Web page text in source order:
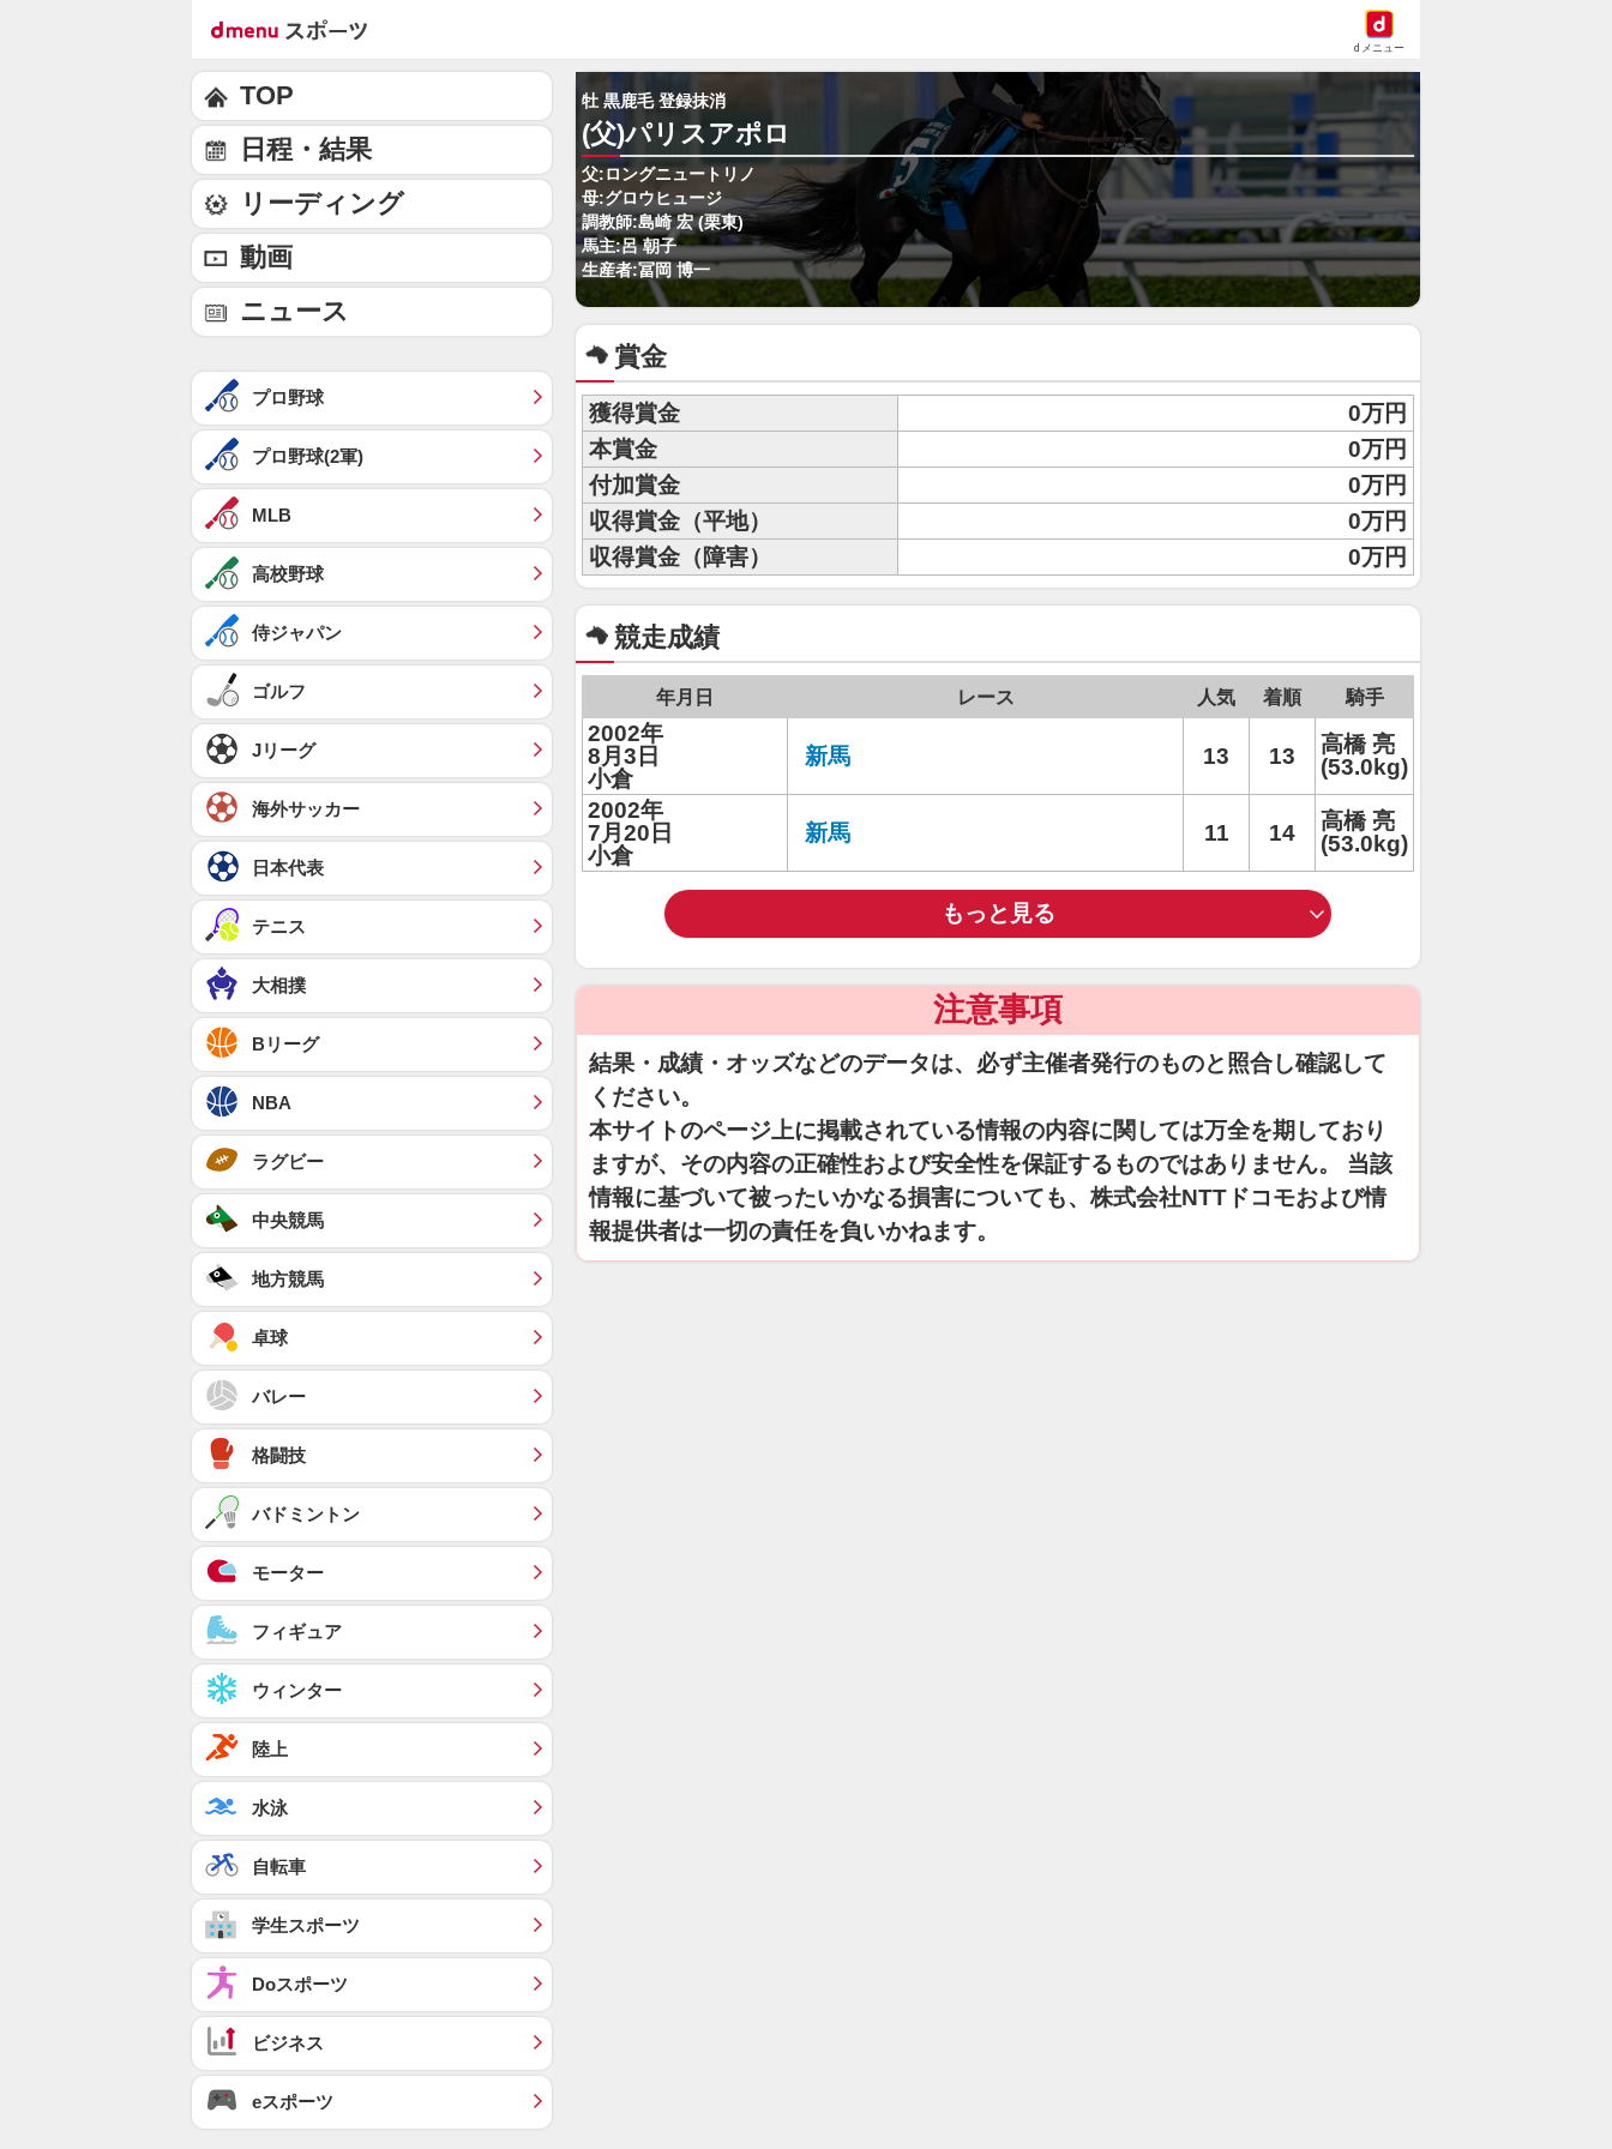
dメニュー
牡 黒鹿毛 登録抹消
(父)パリスアポロ
父:ロングニュートリノ
母:グロウヒュージ
調教師:島崎 宏 (栗東)
馬主:呂 朝子
生産者:冨岡 博一
賞金
獲得賞金
0万円
本賞金
0万円
付加賞金
0万円
収得賞金（平地）
0万円
収得賞金（障害）
0万円
競走成績
年月日 レース 人気 着順 騎手
2002年
8月3日
小倉
新馬 13 13
高橋 亮
(53.0kg)
2002年
7月20日
小倉
新馬 11 14
高橋 亮
(53.0kg)
もっと見る
注意事項
結果・成績・オッズなどのデータは、必ず主催者発行のものと照合し確認して
ください。
本サイトのページ上に掲載されている情報の内容に関しては万全を期しており
ますが、その内容の正確性および安全性を保証するものではありません。 当該
情報に基づいて被ったいかなる損害についても、株式会社NTTドコモおよび情
報提供者は一切の責任を負いかねます。
TOP
日程・結果
リーディング
動画
ニュース
プロ野球
プロ野球(2軍)
MLB
高校野球
侍ジャパン
ゴルフ
Jリーグ
海外サッカー
日本代表
テニス
大相撲
Bリーグ
NBA
ラグビー
中央競馬
地方競馬
卓球
バレー
格闘技
バドミントン
モーター
フィギュア
ウィンター
陸上
水泳
自転車
学生スポーツ
Doスポーツ
ビジネス
eスポーツ